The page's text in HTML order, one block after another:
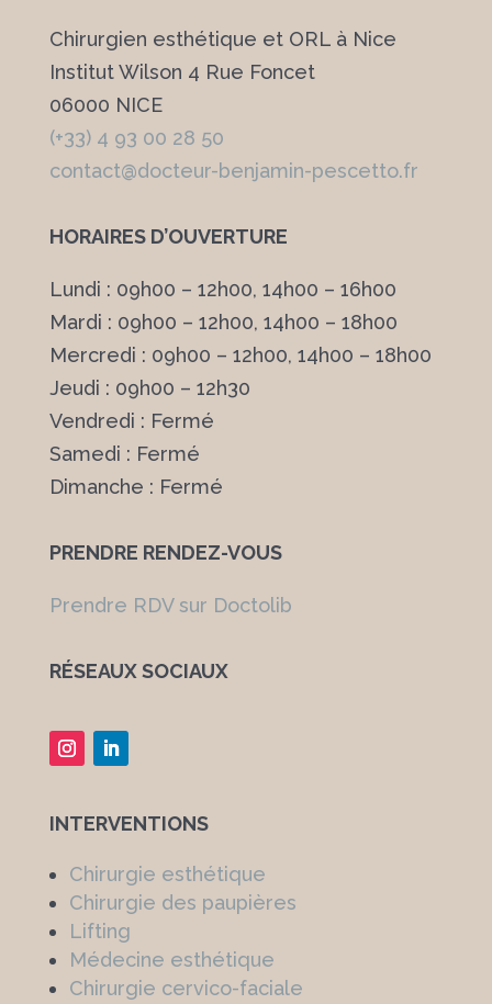
Chirurgien esthétique et ORL à Nice
Institut Wilson 4 Rue Foncet
06000 NICE
(+33) 4 93 00 28 50
contact@docteur-benjamin-pescetto.fr
HORAIRES D’OUVERTURE
Lundi : 09h00 – 12h00, 14h00 – 16h00
Mardi : 09h00 – 12h00, 14h00 – 18h00
Mercredi : 09h00 – 12h00, 14h00 – 18h00
Jeudi : 09h00 – 12h30
Vendredi : Fermé
Samedi : Fermé
Dimanche : Fermé
PRENDRE RENDEZ-VOUS
Prendre RDV sur Doctolib
RÉSEAUX SOCIAUX
INTERVENTIONS
Chirurgie esthétique
Chirurgie des paupières
Lifting
Médecine esthétique
Chirurgie cervico-faciale